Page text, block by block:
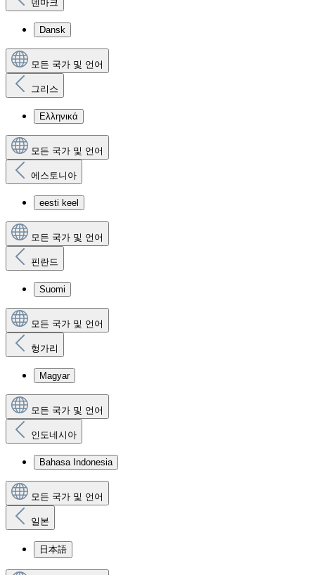
덴마크
Dansk
모든 국가 및 언어
그리스
Ελληνικά
모든 국가 및 언어
에스토니아
eesti keel
모든 국가 및 언어
핀란드
Suomi
모든 국가 및 언어
헝가리
Magyar
모든 국가 및 언어
인도네시아
Bahasa Indonesia
모든 국가 및 언어
일본
日本語